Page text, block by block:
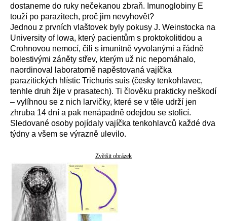
dostaneme do ruky nečekanou zbraň. Imunoglobiny E
touží po parazitech, proč jim nevyhovět?
Jednou z prvních vlaštovek byly pokusy J. Weinstocka na
University of Iowa, který pacientům s proktokolitidou a
Crohnovou nemocí, čili s imunitně vyvolanými a řádně
bolestivými záněty střev, kterým už nic nepomáhalo,
naordinoval laboratorně napěstovaná vajíčka
parazitických hlístic Trichuris suis (česky tenkohlavec,
tenhle druh žije v prasatech). Ti člověku prakticky neškodí
– vylíhnou se z nich larvičky, které se v těle udrží jen
zhruba 14 dní a pak nenápadně odejdou se stolicí.
Sledované osoby pojídaly vajíčka tenkohlavců každé dva
týdny a všem se výrazně ulevilo.
Zvětšit obrázek